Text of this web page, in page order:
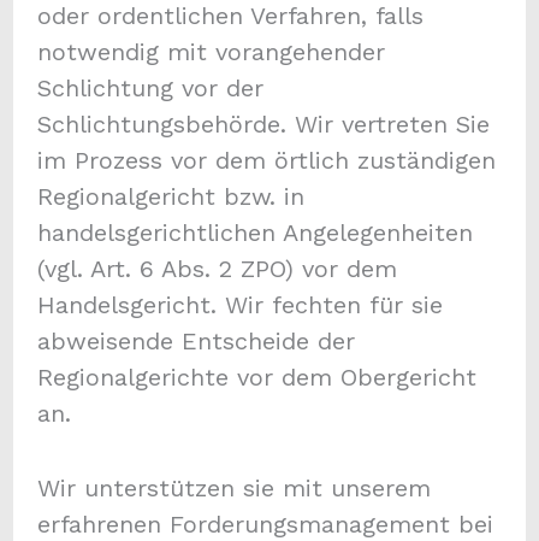
oder ordentlichen Verfahren, falls
notwendig mit vorangehender
Schlichtung vor der
Schlichtungsbehörde. Wir vertreten Sie
im Prozess vor dem örtlich zuständigen
Regionalgericht bzw. in
handelsgerichtlichen Angelegenheiten
(vgl. Art. 6 Abs. 2 ZPO) vor dem
Handelsgericht. Wir fechten für sie
abweisende Entscheide der
Regionalgerichte vor dem Obergericht
an.
Wir unterstützen sie mit unserem
erfahrenen Forderungsmanagement bei